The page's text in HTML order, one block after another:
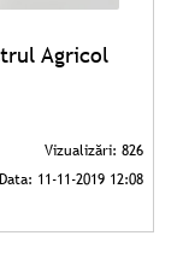
Agricol